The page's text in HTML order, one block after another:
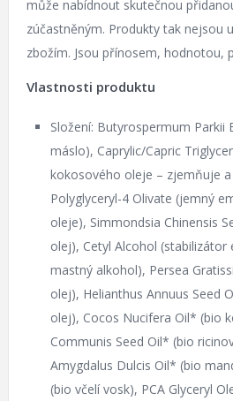
může nabídnout skutečnou
zúčastněným. Produkty tak nejsou
zbožím. Jsou přínosem, hodnotou,
Vlastnosti produktu
Složení: Butyrospermum
máslo), Caprylic/Capric
kokosového oleje – zjemňuje
Polyglyceryl-4 Olivate (jemný
oleje), Simmondsia Chinensis
olej), Cetyl Alcohol (stabilizátor
mastný alkohol), Persea
olej), Helianthus Annuus Seed
olej), Cocos Nucifera Oil* (bio
Communis Seed Oil* (bio
Amygdalus Dulcis Oil* (bio
(bio včelí vosk), PCA Glyceryl